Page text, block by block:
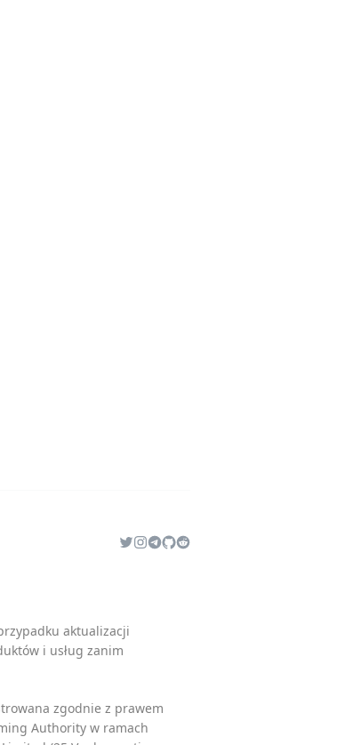
aktualizacji
i usług zanim
zgodnie z prawem
Authority w ramach